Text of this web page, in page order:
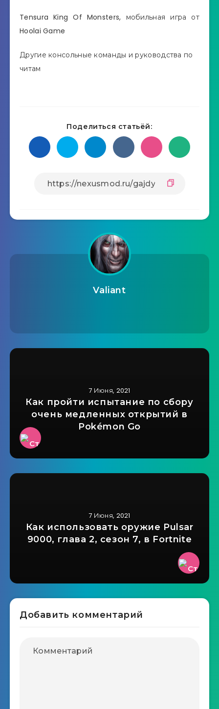
Tensura King Of Monsters, мобильная игра от
Hoolai Game
Другие консольные команды и руководства по
читам
Поделиться статьёй:
Valiant
7 Июня, 2021
Как пройти испытание по сбору
очень медленных открытий в
Pokémon Go
7 Июня, 2021
Как использовать оружие Pulsar
9000, глава 2, сезон 7, в Fortnite
Добавить комментарий